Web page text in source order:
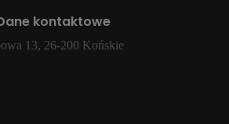
kontaktowe
13, 26-200 Końskie